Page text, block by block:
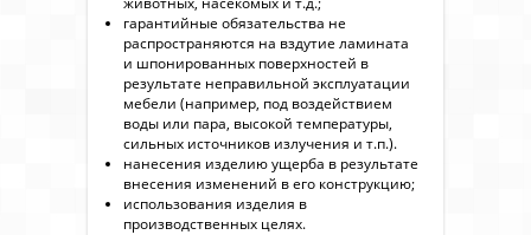
гарантийные обязательства не
распространяются на вздутие ламината
и шпонированных поверхностей в
результате неправильной эксплуатации
мебели (например, под воздействием
воды или пара, высокой температуры,
сильных источников излучения и т.п.).
нанесения изделию ущерба в результате
внесения изменений в его конструкцию;
использования изделия в
производственных целях.